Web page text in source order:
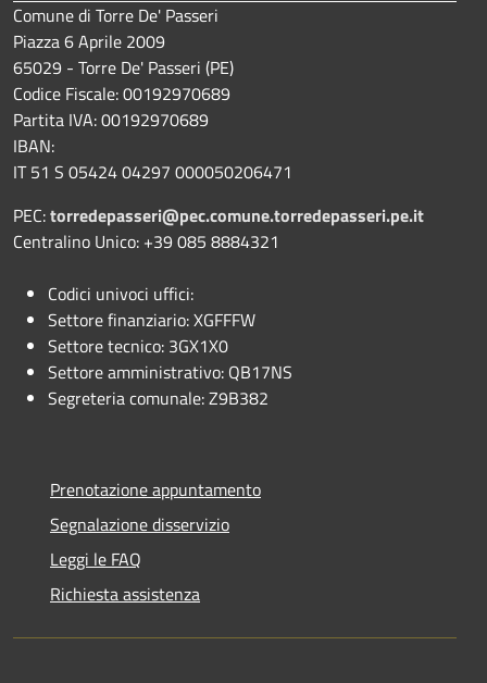
Comune di Torre De' Passeri
Piazza 6 Aprile 2009
65029 - Torre De' Passeri (PE)
Codice Fiscale: 00192970689
Partita IVA: 00192970689
IBAN:
IT 51 S 05424 04297 000050206471
PEC:torredepasseri@pec.comune.torredepasseri.pe.it
Centralino Unico: +39 085 8884321
Codici univoci uffici:
Settore finanziario: XGFFFW
Settore tecnico: 3GX1X0
Settore amministrativo: QB17NS
Segreteria comunale: Z9B382
Prenotazione appuntamento
Segnalazione disservizio
Leggi le FAQ
Richiesta assistenza